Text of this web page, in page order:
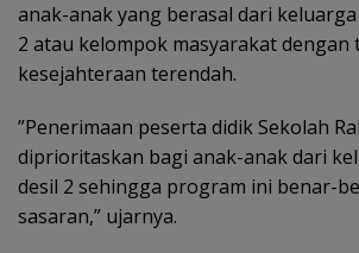
anak-anak yang berasal dari keluarga
2 atau kelompok masyarakat dengan
kesejahteraan terendah.
‎”Penerimaan peserta didik Sekolah
diprioritaskan bagi anak-anak dari
desil 2 sehingga program ini benar-
sasaran,” ujarnya.